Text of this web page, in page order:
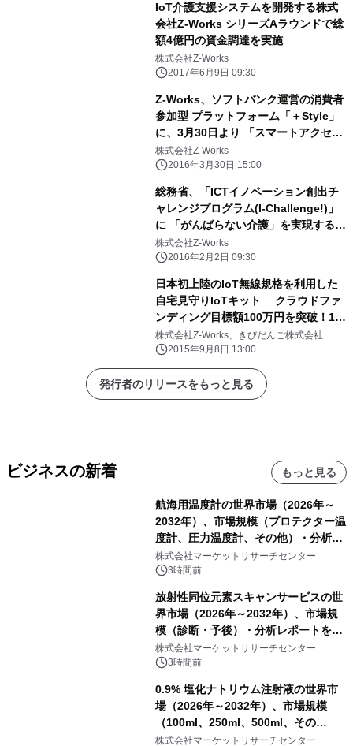
IoT介護支援システムを開発する株式
会社Z-Works シリーズAラウンドで総
額4億円の資金調達を実施
株式会社Z-Works
2017年6月9日 09:30
Z-Works、ソフトバンク運営の消費者
参加型 プラットフォーム「＋Style」
に、3月30日より 「スマートアクセ
ス・スタートアップキット」を提供
株式会社Z-Works
2016年3月30日 15:00
総務省、「ICTイノベーション創出チ
ャレンジプログラム(I-Challenge!)」
に 「がんばらない介護」を実現する
IoT介護支援ツールの開発を採択
株式会社Z-Works
2016年2月2日 09:30
日本初上陸のIoT無線規格を利用した
自宅見守りIoTキット クラウドファ
ンディング目標額100万円を突破！10
月20日まで募集中
株式会社Z-Works、きびだんご株式会社
2015年9月8日 13:00
発行者のリリースをもっと見る
ビジネスの新着 もっと見る
航海用温度計の世界市場（2026年～
2032年）、市場規模（プロテクター温
度計、圧力温度計、その他）・分析レ
ポートを発表
株式会社マーケットリサーチセンター
3時間前
放射性同位元素スキャンサービスの世
界市場（2026年～2032年）、市場規
模（診断・予後）・分析レポートを発
表
株式会社マーケットリサーチセンター
3時間前
0.9% 塩化ナトリウム注射液の世界市
場（2026年～2032年）、市場規模
（100ml、250ml、500ml、その
他）・分析レポートを発表
株式会社マーケットリサーチセンター